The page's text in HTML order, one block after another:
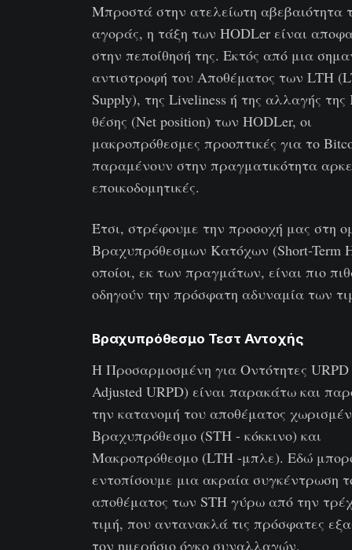
Μπροστά στην ατελείωτη αβεβαιότητα
αγοράς, η τάξη των HODLer είναι
στην πεποίθησή της. Εκτός από μια
αντιστροφή του Αποθέματος των LTH
Supply), της Liveliness ή της αλλαγής
θέσης (Net position) των HODLer, οι
μακροπρόθεσμες προοπτικές για το
παραμένουν στην πραγματικότητα
εποικοδομητικές.
Έτσι, στρέφουμε την προσοχή μας στη
Βραχυπρόθεσμων Κατόχων (Short-Term
οποίοι, εκ των πραγμάτων, είναι πιο
οδηγούν την πρόσφατη αδυναμία των
Βραχυπρόθεσμο Τεστ Αντοχής
Η Προσαρμοσμένη για Οντότητες
Adjusted URPD) είναι παρακάτω και
την κατανομή του αποθέματος
Βραχυπρόθεσμο (STH - κόκκινο) και
Μακροπρόθεσμο (LTH -μπλε). Εδώ
εντοπίσουμε μια ακραία συγκέντρωση
αποθέματος των STH γύρω από την
τιμή, που αντανακλά τις πρόσφατες
τον ημερήσιο όγκο συναλλαγών.